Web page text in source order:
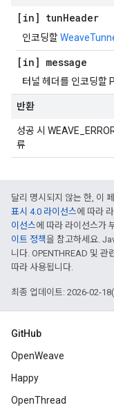
[in] tunHeader
인코딩할
[in] message
터널 헤더를 인코딩할
반환
성공 시
류
달리 명시되지 않는 한, 이
표시 4.0 라이선스에 따라
이선스에 따라 라이선스가
이트 정책을 참고하세요.
니다. OPENTHREAD 및
따라 사용됩니다.
최종 업데이트: 2026-02-
GitHub
OpenWeave
Happy
OpenThread